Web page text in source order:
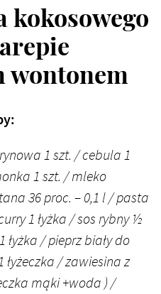
kokosowego
wontonem
1 szt. / cebula 1
1 szt. / mleko
36 proc. – 0,1 l / pasta
1 łyżka / sos rybny ½
łyżka / pieprz biały do
/ zawiesina z
mąki +woda ) /